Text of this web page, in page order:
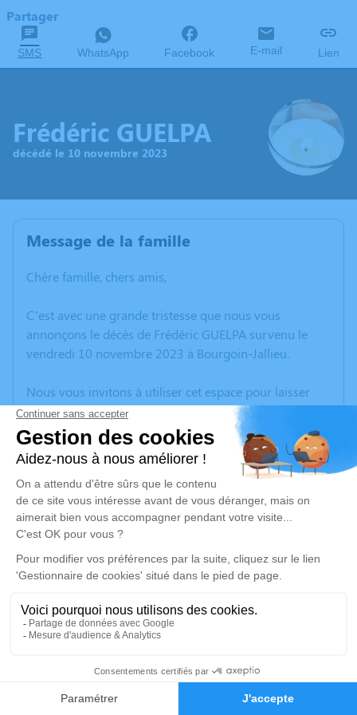
Faire-part Hommages
Partager
SMS WhatsApp Facebook E-mail Lien
Frédéric GUELPA
décédé le 10 novembre 2023
Message de la famille
Chère famille, chers amis,
C’est avec une grande tristesse que nous vous
annonçons le décès de Frédéric GUELPA survenu le
vendredi 10 novembre 2023 à Bourgoin-Jallieu.
Nous vous invitons à utiliser cet espace pour laisser
vos condoléances, partager des photos souvenirs, une
anecdote ou exprimer vos pensées à travers des
poèmes ou des textes. Cet endroit est un lieu
d'expression dédié à honorer la mémoire de Frédéric
GUELPA.
Un service de plantation d’arbre hommage est
disponible ici.
Je rends hommage
Cérémonie
CENTRE FUNERAIRE BOUDRIER 31 Rue Lavoisier
38300 Bourgoin Jallieu